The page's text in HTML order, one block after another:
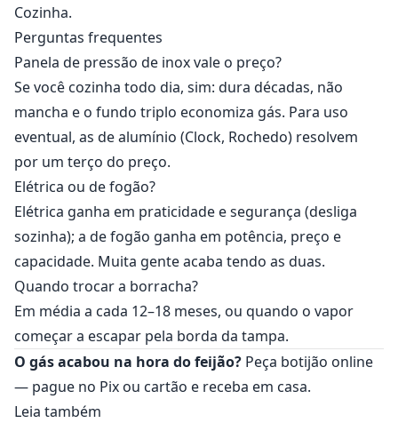
Cozinha.
Perguntas frequentes
Panela de pressão de inox vale o preço?
Se você cozinha todo dia, sim: dura décadas, não
mancha e o fundo triplo economiza gás. Para uso
eventual, as de alumínio (Clock, Rochedo) resolvem
por um terço do preço.
Elétrica ou de fogão?
Elétrica ganha em praticidade e segurança (desliga
sozinha); a de fogão ganha em potência, preço e
capacidade. Muita gente acaba tendo as duas.
Quando trocar a borracha?
Em média a cada 12–18 meses, ou quando o vapor
começar a escapar pela borda da tampa.
O gás acabou na hora do feijão? Peça botijão online
— pague no Pix ou cartão e receba em casa.
Leia também